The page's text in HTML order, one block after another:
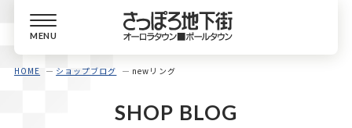
MENU
HOME ショップブログ newリング
SHOP BLOG